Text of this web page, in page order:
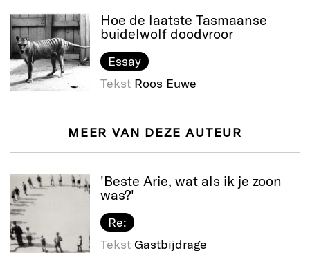
Hoe de laatste Tasmaanse
buidelwolf doodvroor
Essay
Tekst Roos Euwe
MEER VAN DEZE AUTEUR
'Beste Arie, wat als ik je zoon
was?'
Re:
Tekst Gastbijdrage